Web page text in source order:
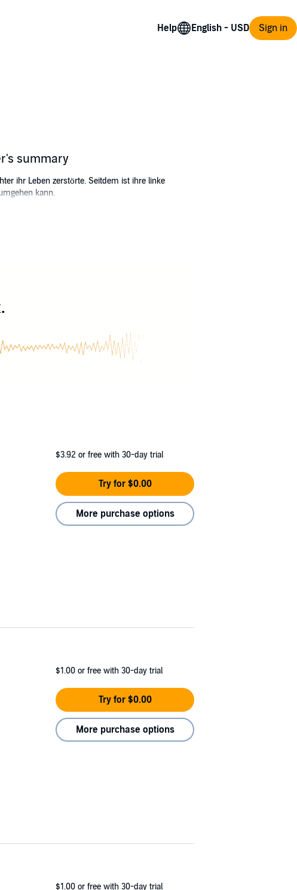
Help Sign in
summary
ihr Leben zerstörte. Seitdem ist ihre linke
kann.
erst nach der Landung. Die FBI-Agentin Smoky
$3.92 or free with 30-day trial
Try for $0.00
More purchase options
$1.00 or free with 30-day trial
Try for $0.00
More purchase options
$1.00 or free with 30-day trial